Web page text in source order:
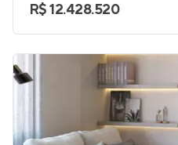
R$ 12.428.520